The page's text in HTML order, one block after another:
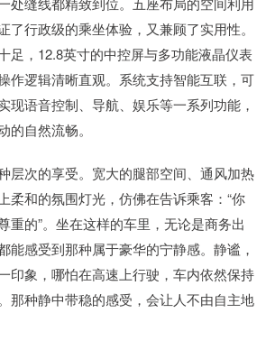
了行政级的乘坐体验，又兼顾了实用性。
足，12.8英寸的中控屏与多功能液晶仪表
作逻辑清晰直观。系统支持智能互联，可
现语音控制、导航、娱乐等一系列功能，
的自然流畅。
层次的享受。宽大的腿部空间、通风加热
柔和的氛围灯光，仿佛在告诉乘客：“你
重的”。坐在这样的车里，无论是商务出
能感受到那种属于豪华的宁静感。静谧，
印象，哪怕在高速上行驶，车内依然保持
那种静中带稳的感受，会让人不由自主地